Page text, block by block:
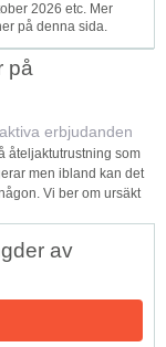
2026 etc. Mer
på denna sida.
på
aktiva erbjudanden
åteljaktutrustning som
men ibland kan det
Vi ber om ursäkt
av